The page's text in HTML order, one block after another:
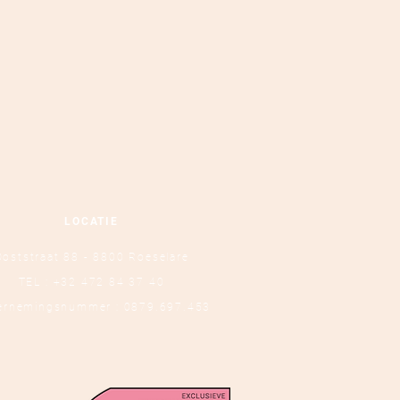
LOCATIE
88 - 8800 Roeselare
TEL :
+32 472 84 37 40
: 0879.697.453